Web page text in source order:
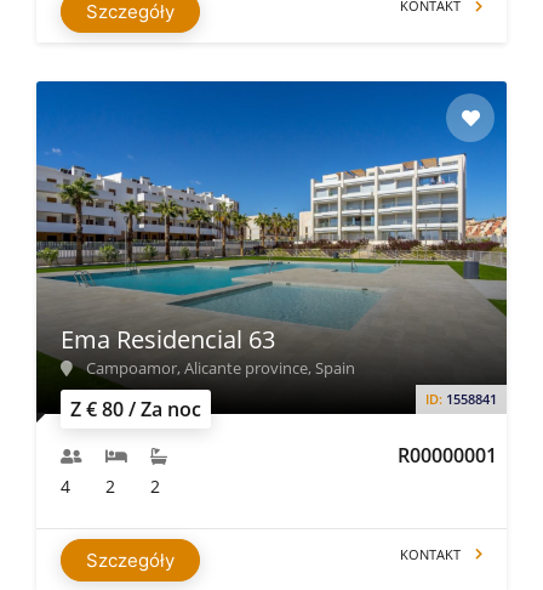
Szczegóły KONTAKT
Z € 80 / Za noc ID: 1558841
R00000001
Ema Residencial 63
Campoamor, Alicante province, Spain
4 2 2
Szczegóły KONTAKT